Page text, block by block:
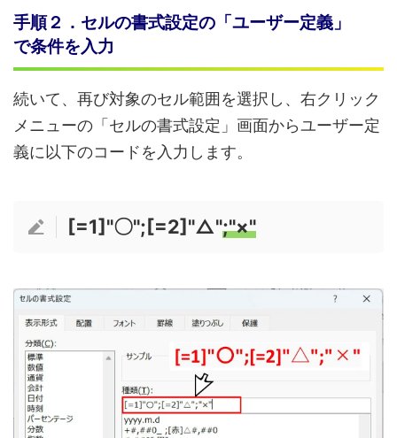
手順２．セルの書式設定の「ユーザー定義」
で条件を入力
続いて、再び対象のセル範囲を選択し、右クリック
メニューの「セルの書式設定」画面からユーザー定
義に以下のコードを入力します。
[=1]"〇";[=2]"△";"×"